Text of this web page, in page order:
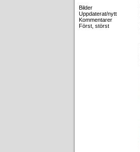
Bilder
Uppdaterat/nytt
Kommentarer
Först, störst